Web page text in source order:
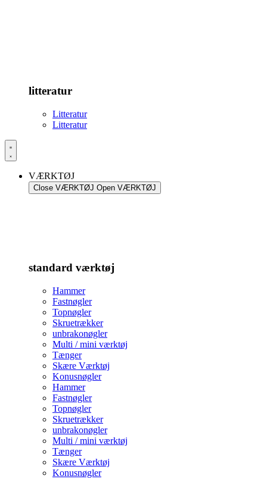
litteratur
Litteratur
Litteratur
VÆRKTØJ
Close VÆRKTØJ Open VÆRKTØJ
standard værktøj
Hammer
Fastnøgler
Topnøgler
Skruetrækker
unbrakonøgler
Multi / mini værktøj
Tænger
Skære Værktøj
Konusnøgler
Hammer
Fastnøgler
Topnøgler
Skruetrækker
unbrakonøgler
Multi / mini værktøj
Tænger
Skære Værktøj
Konusnøgler